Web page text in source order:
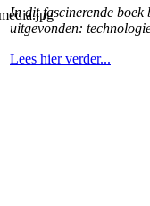
In dit fascinerende
uitgevonden:
Lees hier verder...